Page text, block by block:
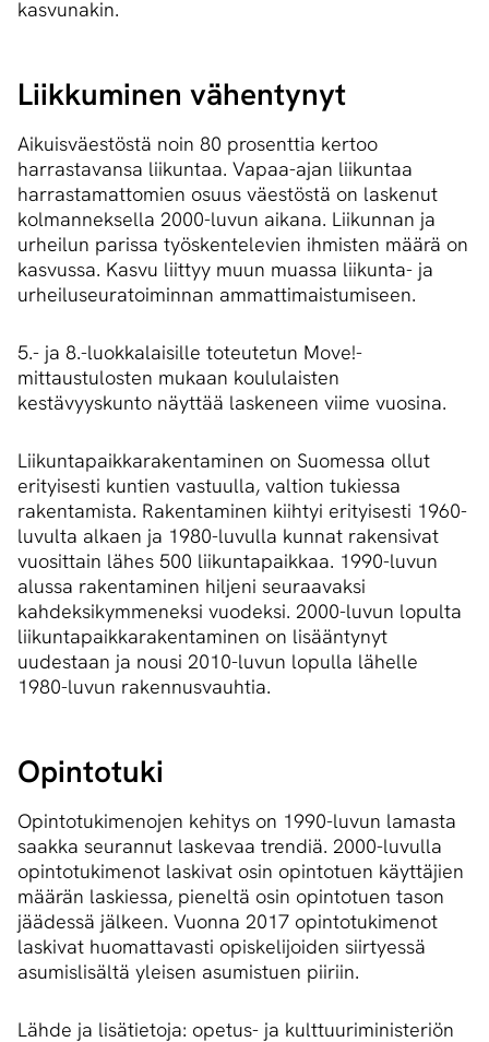
kasvunakin.
Liikkuminen vähentynyt
Aikuisväestöstä noin 80 prosenttia kertoo
harrastavansa liikuntaa. Vapaa-ajan liikuntaa
harrastamattomien osuus väestöstä on laskenut
kolmanneksella 2000-luvun aikana. Liikunnan ja
urheilun parissa työskentelevien ihmisten määrä on
kasvussa. Kasvu liittyy muun muassa liikunta- ja
urheiluseuratoiminnan ammattimaistumiseen.
5.- ja 8.-luokkalaisille toteutetun Move!-
mittaustulosten mukaan koululaisten
kestävyyskunto näyttää laskeneen viime vuosina.
Liikuntapaikkarakentaminen on Suomessa ollut
erityisesti kuntien vastuulla, valtion tukiessa
rakentamista. Rakentaminen kiihtyi erityisesti 1960-
luvulta alkaen ja 1980-luvulla kunnat rakensivat
vuosittain lähes 500 liikuntapaikkaa. 1990-luvun
alussa rakentaminen hiljeni seuraavaksi
kahdeksikymmeneksi vuodeksi. 2000-luvun lopulta
liikuntapaikkarakentaminen on lisääntynyt
uudestaan ja nousi 2010-luvun lopulla lähelle
1980-luvun rakennusvauhtia.
Opintotuki
Opintotukimenojen kehitys on 1990-luvun lamasta
saakka seurannut laskevaa trendiä. 2000-luvulla
opintotukimenot laskivat osin opintotuen käyttäjien
määrän laskiessa, pieneltä osin opintotuen tason
jäädessä jälkeen. Vuonna 2017 opintotukimenot
laskivat huomattavasti opiskelijoiden siirtyessä
asumislisältä yleisen asumistuen piiriin.
Lähde ja lisätietoja: opetus- ja kulttuuriministeriön